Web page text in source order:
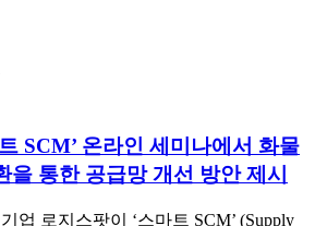
SCM’ 온라인 세미나에서 화물
을 통한 공급망 개선 방안 제시
업 로지스팟이 ‘스마트 SCM’ (Supply